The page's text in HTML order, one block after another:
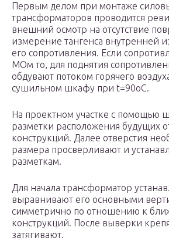
Первым делом при монтаже
трансформаторов проводится
внешний осмотр на отсутствие
измерение тангенса внутренней
его сопротивления. Если
МОм то, для поднятия
обдувают потоком горячего
сушильном шкафу при t=90oС.
На проектном участке с помощью
разметки расположения будущих
конструкций. Далее отверстия
размера просверливают и
разметкам.
Для начала трансформатор
выравнивают его основными
симметрично по отношению к
конструкций. После выверки
затягивают.